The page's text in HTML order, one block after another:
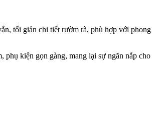
tối giản chi tiết rườm rà, phù hợp với phong
phụ kiện gọn gàng, mang lại sự ngăn nắp cho